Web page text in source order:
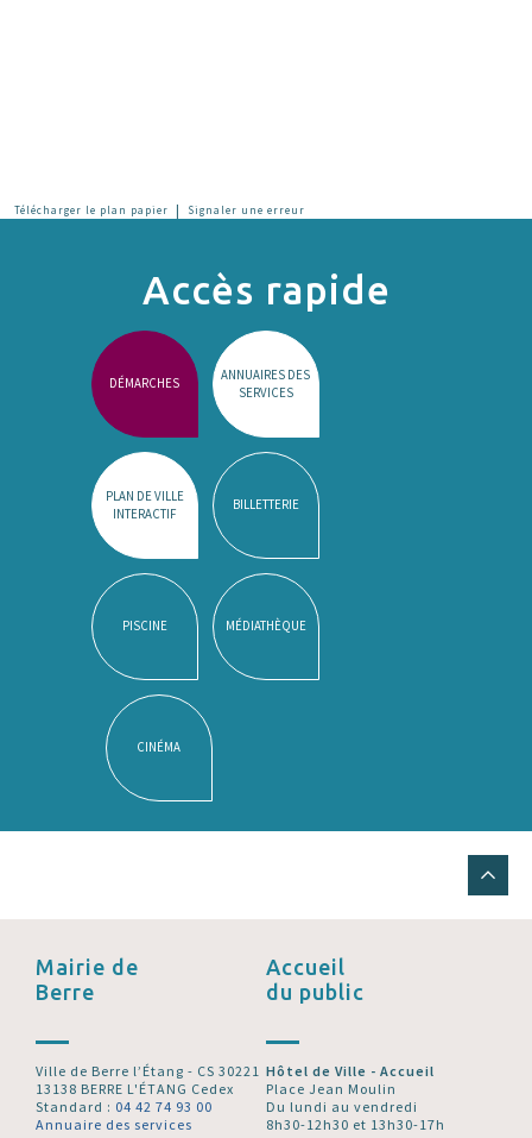
Télécharger le plan papier | Signaler une erreur
Accès rapide
DÉMARCHES
ANNUAIRES DES
SERVICES
PLAN DE VILLE
INTERACTIF
BILLETTERIE
PISCINE MÉDIATHÈQUE
CINÉMA
Mairie de
Berre
Ville de Berre l’Étang - CS 30221
13138 BERRE L'ÉTANG Cedex
Standard : 04 42 74 93 00
Annuaire des services
Accueil
du public
Hôtel de Ville - Accueil
Place Jean Moulin
Du lundi au vendredi
8h30-12h30 et 13h30-17h